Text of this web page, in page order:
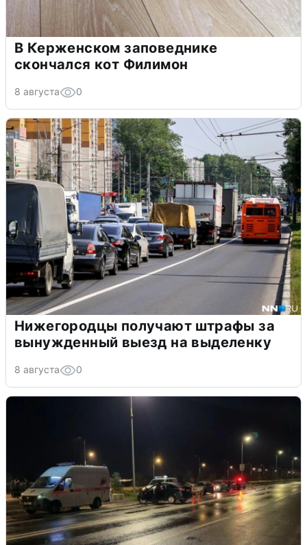
В Керженском заповеднике
скончался кот Филимон
8 августа 0
Нижегородцы получают штрафы за
вынужденный выезд на выделенку
8 августа 0